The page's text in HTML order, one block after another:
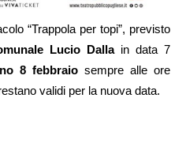
“Trappola per topi”, previsto
Lucio Dallain data 7
8 febbraio sempre alle ore
validi per la nuova data.